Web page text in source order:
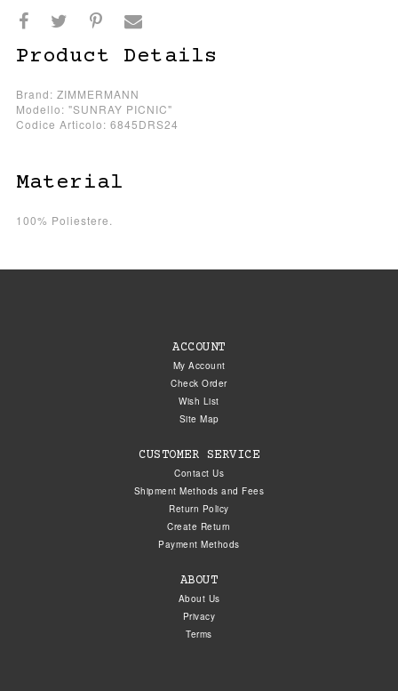
Product Details
Brand: ZIMMERMANN
Modello: "SUNRAY PICNIC"
Codice Articolo: 6845DRS24
Material
100% Poliestere.
ACCOUNT
My Account
Check Order
Wish List
Site Map
CUSTOMER SERVICE
Contact Us
Shipment Methods and Fees
Return Policy
Create Return
Payment Methods
ABOUT
About Us
Privacy
Terms